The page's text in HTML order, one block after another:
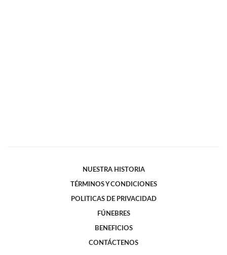
NUESTRA HISTORIA
TÉRMINOS Y CONDICIONES
POLITICAS DE PRIVACIDAD
FÚNEBRES
BENEFICIOS
CONTÁCTENOS